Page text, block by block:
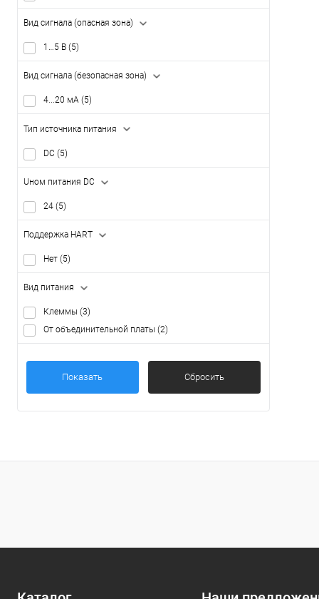
Вид сигнала (опасная зона)
1…5 В (5)
Вид сигнала (безопасная зона)
4...20 мА (5)
Тип источника питания
DC (5)
Uном питания DC
24 (5)
Поддержка HART
Нет (5)
Вид питания
Клеммы (3)
От объединительной платы (2)
Показать Сбросить